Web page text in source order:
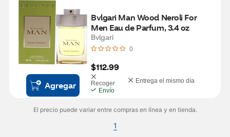
Agregar
Bvlgari Man Wood Neroli For
Men Eau de Parfum, 3.4 oz
Bvlgari
0
$112.99
Recoger
Entrega el mismo día
Envío
El precio puede variar entre compras en línea y en tienda.
1